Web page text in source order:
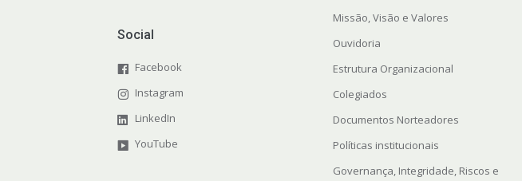
Social
Facebook
Instagram
LinkedIn
YouTube
Missão, Visão e Valores
Ouvidoria
Estrutura Organizacional
Colegiados
Documentos Norteadores
Políticas institucionais
Governança, Integridade, Riscos e